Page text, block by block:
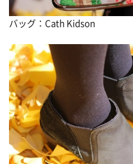
バッグ：Cath Kidson